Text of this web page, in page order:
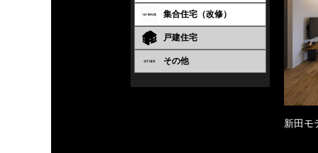
集合住宅（改修）
戸建住宅
その他
新田モ